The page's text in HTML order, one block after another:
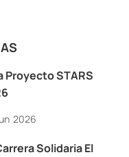
Proyecto STARS
2026
Solidaria El